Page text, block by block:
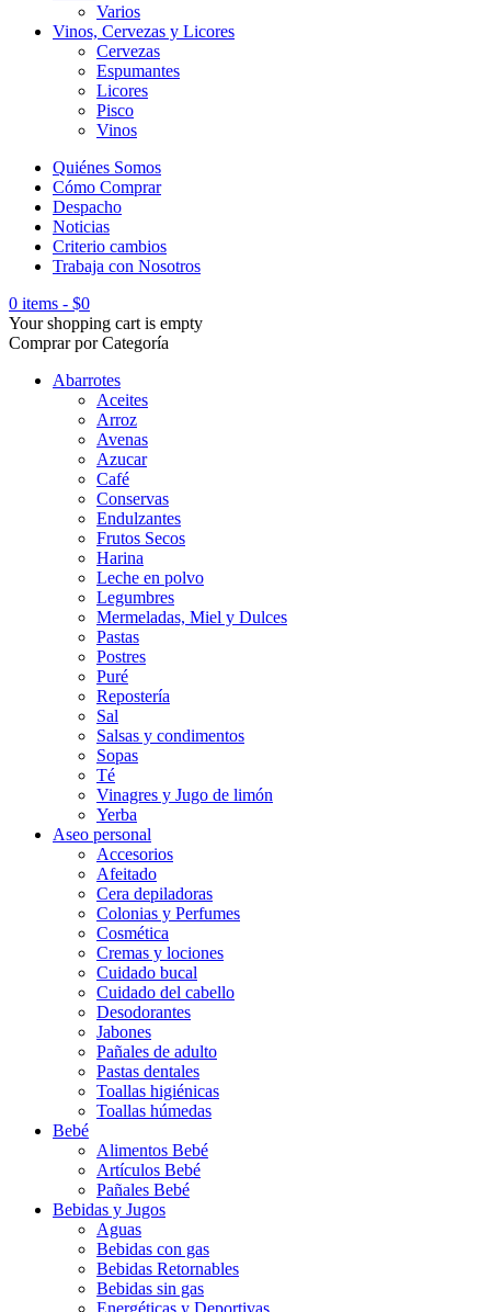
Varios
Vinos, Cervezas y Licores
Cervezas
Espumantes
Licores
Pisco
Vinos
Quiénes Somos
Cómo Comprar
Despacho
Noticias
Criterio cambios
Trabaja con Nosotros
0 items - $0
Your shopping cart is empty
Comprar por Categoría
Abarrotes
Aceites
Arroz
Avenas
Azucar
Café
Conservas
Endulzantes
Frutos Secos
Harina
Leche en polvo
Legumbres
Mermeladas, Miel y Dulces
Pastas
Postres
Puré
Repostería
Sal
Salsas y condimentos
Sopas
Té
Vinagres y Jugo de limón
Yerba
Aseo personal
Accesorios
Afeitado
Cera depiladoras
Colonias y Perfumes
Cosmética
Cremas y lociones
Cuidado bucal
Cuidado del cabello
Desodorantes
Jabones
Pañales de adulto
Pastas dentales
Toallas higiénicas
Toallas húmedas
Bebé
Alimentos Bebé
Artículos Bebé
Pañales Bebé
Bebidas y Jugos
Aguas
Bebidas con gas
Bebidas Retornables
Bebidas sin gas
Energéticas y Deportivas